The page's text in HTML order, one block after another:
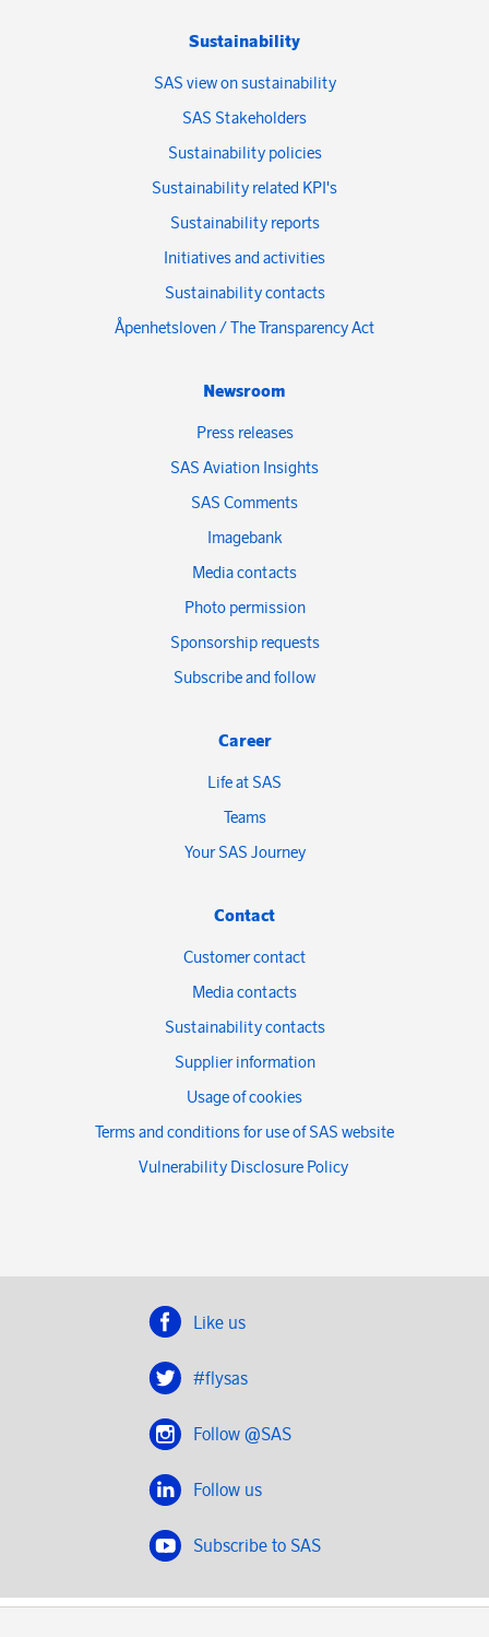
Sustainability
SAS view on sustainability
SAS Stakeholders
Sustainability policies
Sustainability related KPI's
Sustainability reports
Initiatives and activities
Sustainability contacts
Åpenhetsloven / The Transparency Act
Newsroom
Press releases
SAS Aviation Insights
SAS Comments
Imagebank
Media contacts
Photo permission
Sponsorship requests
Subscribe and follow
Career
Life at SAS
Teams
Your SAS Journey
Contact
Customer contact
Media contacts
Sustainability contacts
Supplier information
Usage of cookies
Terms and conditions for use of SAS website
Vulnerability Disclosure Policy
Like us
#flysas
Follow @SAS
Follow us
Subscribe to SAS